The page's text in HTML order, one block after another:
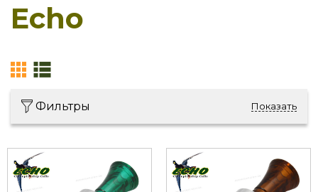
Echo
Фильтры Показать